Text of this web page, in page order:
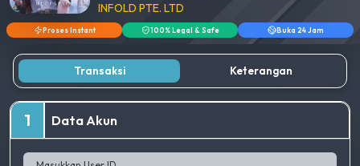
INFOLD PTE. LTD
Proses Instant 100% Legal & Safe Buka 24 Jam
Transaksi Keterangan
1 Data Akun